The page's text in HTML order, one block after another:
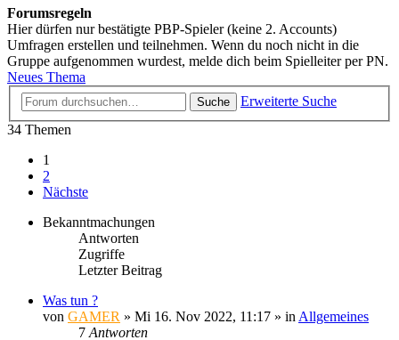
Forumsregeln
Hier dürfen nur bestätigte PBP-Spieler (keine 2. Accounts)
Umfragen erstellen und teilnehmen. Wenn du noch nicht in die
Gruppe aufgenommen wurdest, melde dich beim Spielleiter per PN.
Neues Thema
Suche
Erweiterte Suche
34 Themen
1
2
Nächste
Bekanntmachungen
Antworten
Zugriffe
Letzter Beitrag
Was tun ?
von GAMER » Mi 16. Nov 2022, 11:17 » in Allgemeines
7 Antworten